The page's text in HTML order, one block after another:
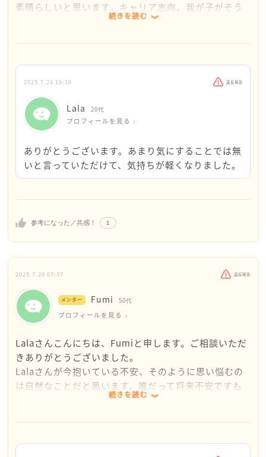
素晴らしいと思います。キャリア志向、我が子がそう
決めたら私は応援します。自分の周りには自然と同じ
分とは違う選択をしている人を羨んだり僻んだりする
気持ちが出てしまうかも知れません。既婚のご友人は
うのかな、と思います。
これはよくある事とも思いますので、気に止むなら会
いと思います。あまり気にする事では無いですよ。
ご両親やご親族からの結婚の圧はどうしてもあると思
いますが、今はいくつになっても機会はありますし、
なれば、必然と気になる人も現れるかと思います。恋
続きを読む
参考になった／共感！ 1
2025.7.26 19:10 違反報告
Lala 20代
プロフィールを見る
ありがとうございます。あまり気にすることでは無
いと言っていただけて、気持ちが軽くなりました。
2025.7.20 07:57 違反報告
メンター Fumi 50代
プロフィールを見る
Lalaさんこんにちは、Fumiと申します。ご相談いただ
きありがとうございました。
Lalaさんが今抱いている不安、そのように思い悩むの
は自然なことだと思います。誰だって将来不安ですも
のね。悩みの内容は千差万別とは言え、じゃあそうい
私は基本的にはどんな人でも自分の意思で自分の進む
続きを読む